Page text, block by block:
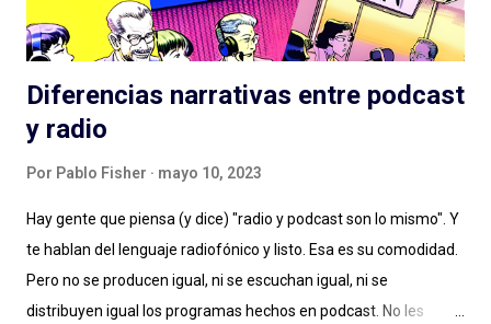
Diferencias narrativas entre podcast
y radio
Por Pablo Fisher mayo 10, 2023
Hay gente que piensa (y dice) "radio y podcast son lo mismo". Y
te hablan del lenguaje radiofónico y listo. Esa es su comodidad.
Pero no se producen igual, ni se escuchan igual, ni se
distribuyen igual los programas hechos en podcast. No les